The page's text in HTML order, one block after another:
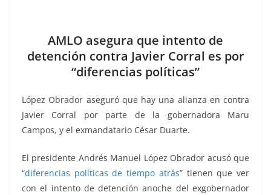
e
b
o
k
er l s
A
p
p
e
n
g
er
gr
a
m
p
ar
tir
AMLO asegura que intento de
detención contra Javier Corral es por
“diferencias políticas”
López Obrador aseguró que hay una alianza en contra
Javier Corral por parte de la gobernadora Maru
Campos, y el exmandatario César Duarte.
El presidente Andrés Manuel López Obrador acusó que
“diferencias políticas de tiempo atrás” tienen que ver
con el intento de detención anoche del exgobernador